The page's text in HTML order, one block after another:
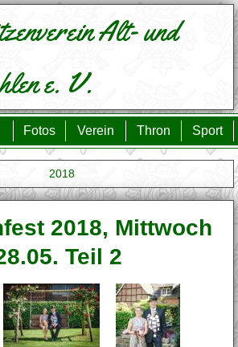
Alt- und
e. V.
Fotos Verein Thron Sport
2018
2018, Mittwoch
Teil 2